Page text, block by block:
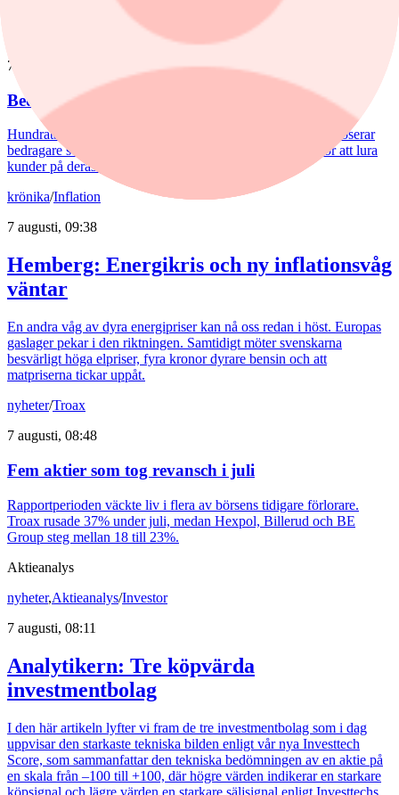
7 augusti, 12:10
Bedragare utnyttjar kryptokaos
Hundratals kryptobörser blev olagliga i EU den 1 juli. Nu poserar
bedragare som myndigheter med förfalskade dokument för att lura
kunder på deras pengar.
krönika/Inflation
7 augusti, 09:38
Hemberg: Energikris och ny inflationsvåg
väntar
En andra våg av dyra energipriser kan nå oss redan i höst. Europas
gaslager pekar i den riktningen. Samtidigt möter svenskarna
besvärligt höga elpriser, fyra kronor dyrare bensin och att
matpriserna tickar uppåt.
nyheter/Troax
7 augusti, 08:48
Fem aktier som tog revansch i juli
Rapportperioden väckte liv i flera av börsens tidigare förlorare.
Troax rusade 37% under juli, medan Hexpol, Billerud och BE
Group steg mellan 18 till 23%.
Aktieanalys
nyheter,Aktieanalys/Investor
7 augusti, 08:11
Analytikern: Tre köpvärda
investmentbolag
I den här artikeln lyfter vi fram de tre investmentbolag som i dag
uppvisar den starkaste tekniska bilden enligt vår nya Investtech
Score, som sammanfattar den tekniska bedömningen av en aktie på
en skala från –100 till +100, där högre värden indikerar en starkare
köpsignal och lägre värden en starkare säljsignal enligt Investtechs